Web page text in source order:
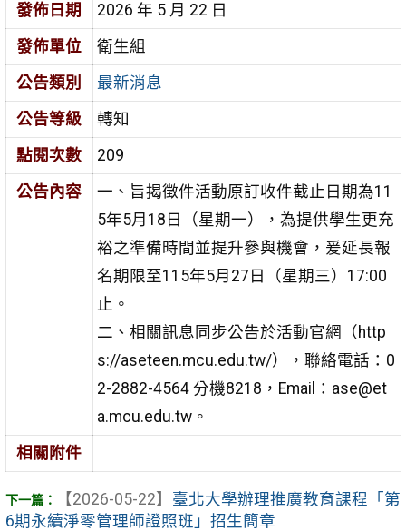
發佈日期
2026 年 5 月 22 日
發佈單位
衛生組
公告類別
最新消息
公告等級
轉知
點閱次數
209
公告內容
一、旨揭徵件活動原訂收件截止日期為11
5年5月18日（星期一），為提供學生更充
裕之準備時間並提升參與機會，爰延長報
名期限至115年5月27日（星期三）17:00
止。
二、相關訊息同步公告於活動官網（http
s://aseteen.mcu.edu.tw/），聯絡電話：0
2-2882-4564 分機8218，Email：ase@et
a.mcu.edu.tw。
相關附件
【2026-05-22】 臺北大學辦理推廣教育課程「第
6期永續淨零管理師證照班」招生簡章